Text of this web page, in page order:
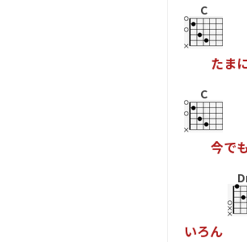
C
たま
C
今で
いろん